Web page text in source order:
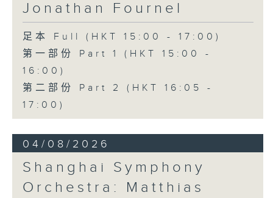
Jonathan Fournel
足本 Full (HKT 15:00 - 17:00)
第一部份 Part 1 (HKT 15:00 -
16:00)
第二部份 Part 2 (HKT 16:05 -
17:00)
04/08/2026
Shanghai Symphony
Orchestra: Matthias